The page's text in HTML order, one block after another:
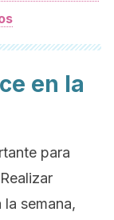
en la
para
semana,